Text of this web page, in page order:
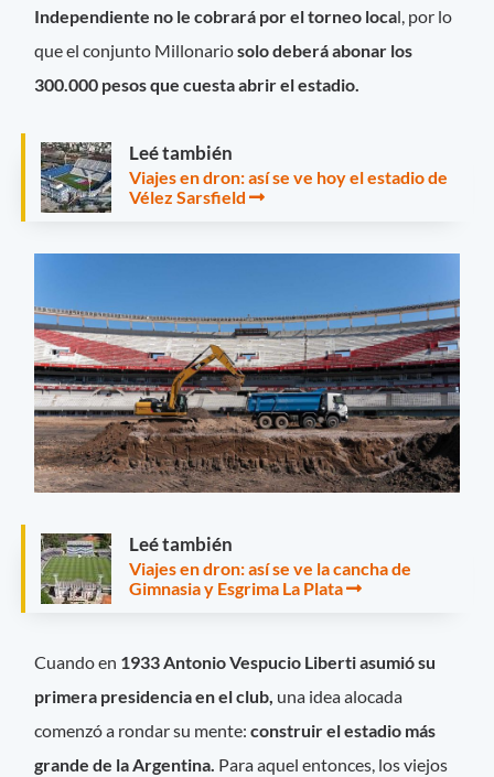
Independiente no le cobrará por el torneo local, por lo
que el conjunto Millonariosolo deberá abonar los
300.000 pesos que cuesta abrir el estadio.
Leé también
Viajes en dron: así se ve hoy el estadio de
Vélez Sarsfield
Leé también
Viajes en dron: así se ve la cancha de
Gimnasia y Esgrima La Plata
Cuando en 1933 Antonio Vespucio Liberti asumió su
primera presidencia en el club, una idea alocada
comenzó a rondar su mente:construir el estadio más
grande de la Argentina. Para aquel entonces, los viejos